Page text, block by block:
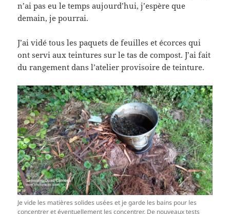
n’ai pas eu le temps aujourd’hui, j’espère que
demain, je pourrai.
J’ai vidé tous les paquets de feuilles et écorces qui
ont servi aux teintures sur le tas de compost. J’ai fait
du rangement dans l’atelier provisoire de teinture.
Je vide les matières solides usées et je garde les bains pour les
concentrer et éventuellement les concentrer. De nouveaux tests